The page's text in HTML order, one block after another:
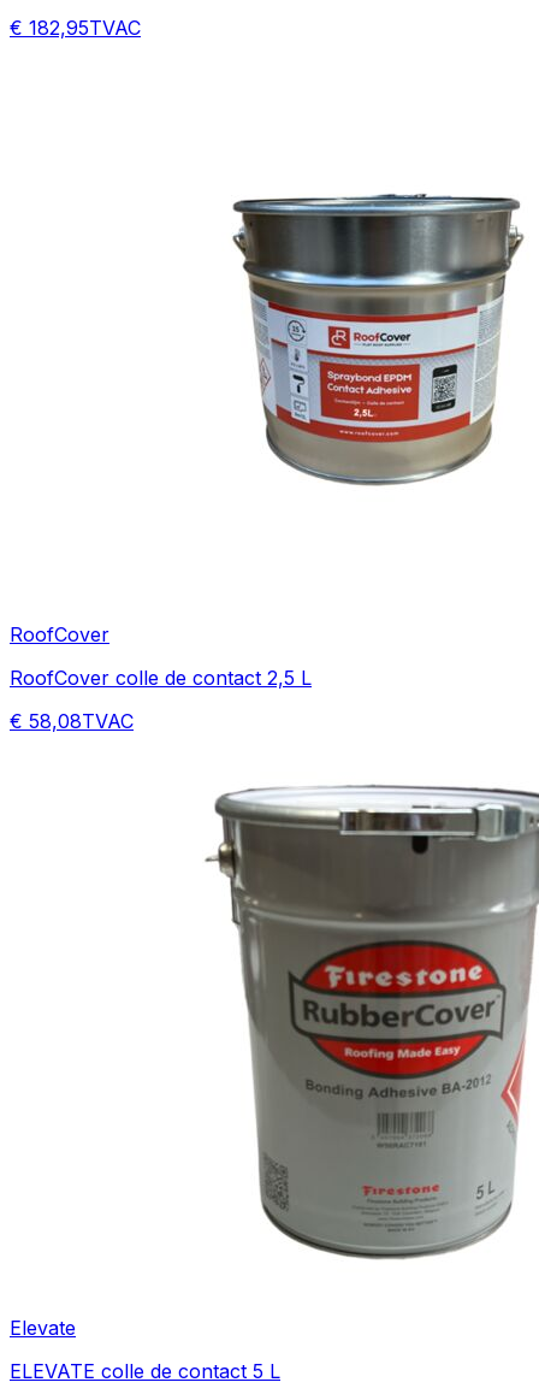
€ 182,95TVAC
RoofCover
RoofCover colle de contact 2,5 L
€ 58,08TVAC
Elevate
ELEVATE colle de contact 5 L